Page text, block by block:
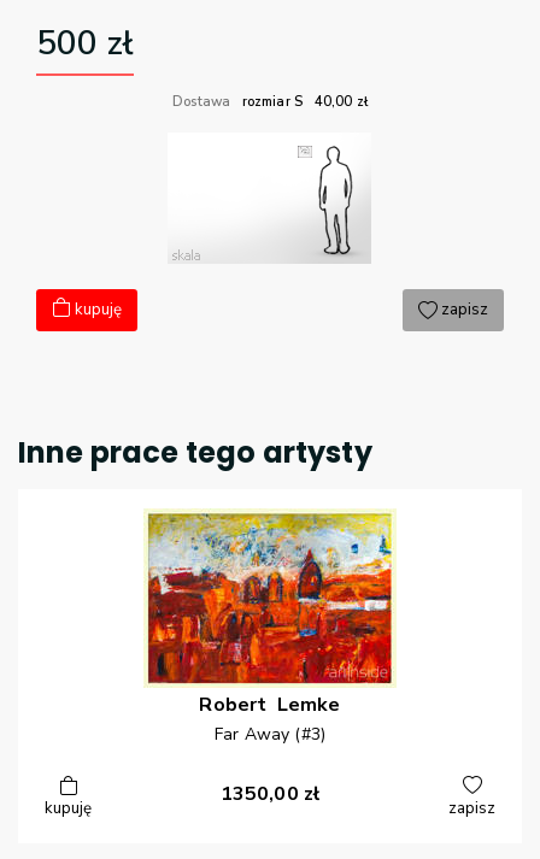
500 zł
Dostawa rozmiar S 40,00 zł
kupuję zapisz
Inne prace tego artysty
Robert Lemke
Far Away (#3)
kupuję
1350,00 zł
zapisz